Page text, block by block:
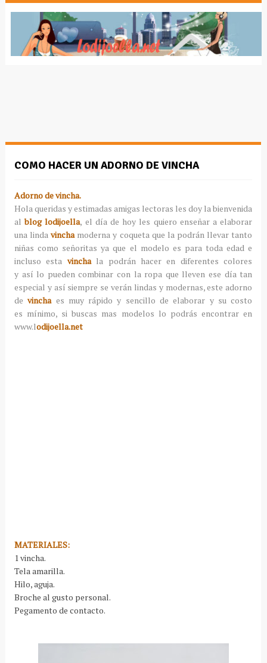
COMO HACER UN ADORNO DE VINCHA
Adorno de vincha.
Hola queridas y estimadas amigas lectoras les doy la bienvenida
alblog lodijoella, el día de hoy les quiero enseñar a elaborar
una lindavinchamoderna y coqueta que la podrán llevar tanto
niñas como señoritas ya que el modelo es para toda edad e
incluso esta vincha la podrán hacer en diferentes colores
y así lo pueden combinar con la ropa que lleven ese día tan
especial y así siempre se verán lindas y modernas, este adorno
devinchaes muy rápido y sencillo de elaborar y su costo
es mínimo, si buscas mas modelos lo podrás encontrar en
www.lodijoella.net
MATERIALES:
1 vincha.
Tela amarilla.
Hilo, aguja.
Broche al gusto personal.
Pegamento de contacto.